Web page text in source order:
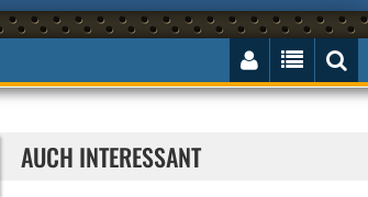
AUCH INTERESSANT